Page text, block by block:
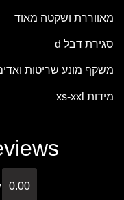
מאווררת ושקטה מאוד
סגירת דבל d
משקף מונע שריטות
מידות xs-xxl
0.00